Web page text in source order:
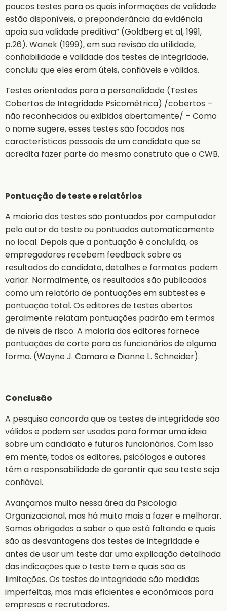
poucos testes para os quais informações de validade
estão disponíveis, a preponderância da evidência
apoia sua validade preditiva” (Goldberg et al, 1991,
p.26). Wanek (1999), em sua revisão da utilidade,
confiabilidade e validade dos testes de integridade,
concluiu que eles eram úteis, confiáveis e válidos.
Testes orientados para a personalidade (Testes
Cobertos de Integridade Psicométrica) /cobertos –
não reconhecidos ou exibidos abertamente/ – Como
o nome sugere, esses testes são focados nas
características pessoais de um candidato que se
acredita fazer parte do mesmo construto que o CWB.
Pontuação de teste e relatórios
A maioria dos testes são pontuados por computador
pelo autor do teste ou pontuados automaticamente
no local. Depois que a pontuação é concluída, os
empregadores recebem feedback sobre os
resultados do candidato, detalhes e formatos podem
variar. Normalmente, os resultados são publicados
como um relatório de pontuações em subtestes e
pontuação total. Os editores de testes abertos
geralmente relatam pontuações padrão em termos
de níveis de risco. A maioria dos editores fornece
pontuações de corte para os funcionários de alguma
forma. (Wayne J. Camara e Dianne L. Schneider).
Conclusão
A pesquisa concorda que os testes de integridade são
válidos e podem ser usados para formar uma ideia
sobre um candidato e futuros funcionários. Com isso
em mente, todos os editores, psicólogos e autores
têm a responsabilidade de garantir que seu teste seja
confiável.
Avançamos muito nessa área da Psicologia
Organizacional, mas há muito mais a fazer e melhorar.
Somos obrigados a saber o que está faltando e quais
são as desvantagens dos testes de integridade e
antes de usar um teste dar uma explicação detalhada
das indicações que o teste tem e quais são as
limitações. Os testes de integridade são medidas
imperfeitas, mas mais eficientes e econômicas para
empresas e recrutadores.